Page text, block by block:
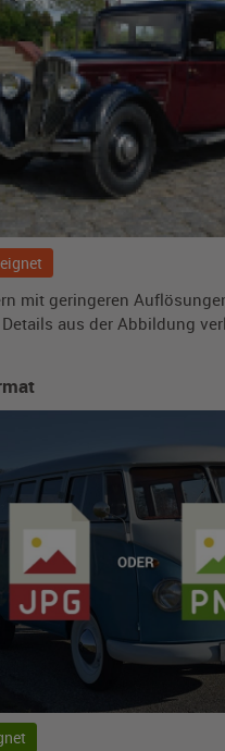
mit geringeren
aus der Abbildung